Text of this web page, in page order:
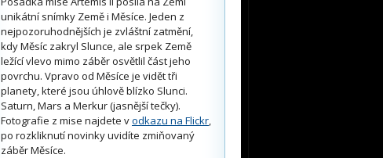
unikátní snímky Země i Měsíce. Jeden z
nejpozoruhodnějších je zvláštní zatmění,
kdy Měsíc zakryl Slunce, ale srpek Země
ležící vlevo mimo záběr osvětlil část jeho
povrchu. Vpravo od Měsíce je vidět tři
planety, které jsou úhlově blízko Slunci.
Saturn, Mars a Merkur (jasnější tečky).
Fotografie z mise najdete vodkazu na Flickr,
po rozkliknutí novinky uvidíte zmiňovaný
záběr Měsíce.